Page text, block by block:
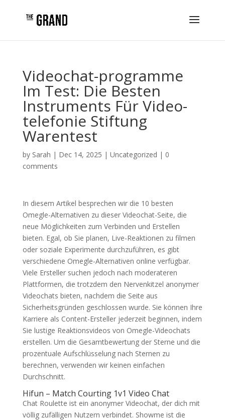
Videochat-programme
Im Test: Die Besten
Instruments Für Video-
telefonie Stiftung
Warentest
by Sarah | Dec 14, 2025 | Uncategorized | 0
comments
In diesem Artikel besprechen wir die 10 besten
Omegle-Alternativen zu dieser Videochat-Seite, die
neue Möglichkeiten zum Verbinden und Erstellen
bieten. Egal, ob Sie planen, Live-Reaktionen zu filmen
oder soziale Experimente durchzuführen, es gibt
verschiedene Omegle-Alternativen online verfügbar.
Viele Ersteller suchen jedoch nach moderateren
Plattformen, die trotzdem den Nervenkitzel anonymer
Videochats bieten, nachdem die Seite aus
Sicherheitsgründen geschlossen wurde. Sie können Ihre
Karriere als Content-Ersteller jederzeit beginnen, indem
Sie lustige Reaktionsvideos von Omegle-Videochats
erstellen. Um die Gesamtbewertung der Sterne und die
prozentuale Aufschlüsselung nach Sternen zu
berechnen, verwenden wir keinen einfachen
Durchschnitt.
Hifun – Match Courting 1v1 Video Chat
Chat Roulette ist ein anonymer Videochat, der dich mit
völlig zufälligen Nutzern verbindet. Showme ist die